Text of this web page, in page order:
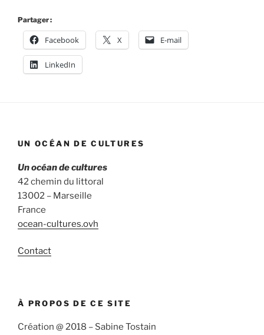
Partager :
Facebook X E-mail
LinkedIn
UN OCÉAN DE CULTURES
Un océan de cultures
42 chemin du littoral
13002 – Marseille
France
ocean-cultures.ovh
Contact
À PROPOS DE CE SITE
Création @ 2018 – Sabine Tostain